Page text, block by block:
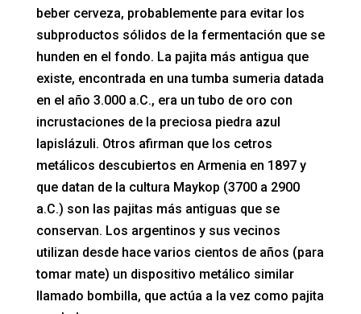
beber cerveza, probablemente para evitar los
subproductos sólidos de la fermentación que se
hunden en el fondo. La pajita más antigua que
existe, encontrada en una tumba sumeria datada
en el año 3.000 a.C., era un tubo de oro con
incrustaciones de la preciosa piedra azul
lapislázuli. Otros afirman que los cetros
metálicos descubiertos en Armenia en 1897 y
que datan de la cultura Maykop (3700 a 2900
a.C.) son las pajitas más antiguas que se
conservan. Los argentinos y sus vecinos
utilizan desde hace varios cientos de años (para
tomar mate) un dispositivo metálico similar
llamado bombilla, que actúa a la vez como pajita